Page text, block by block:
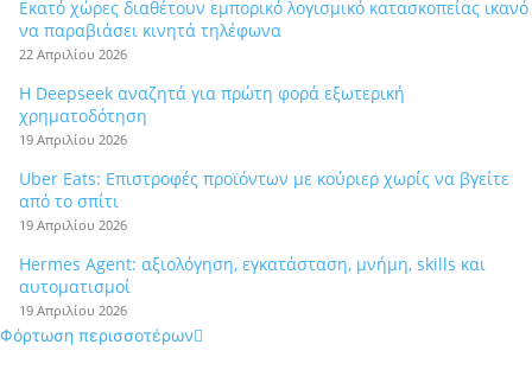
Εκατό χώρες διαθέτουν εμπορικό λογισμικό κατασκοπείας ικανό
να παραβιάσει κινητά τηλέφωνα
22 Απριλίου 2026
Η Deepseek αναζητά για πρώτη φορά εξωτερική
χρηματοδότηση
19 Απριλίου 2026
Uber Eats: Επιστροφές προϊόντων με κούριερ χωρίς να βγείτε
από το σπίτι
19 Απριλίου 2026
Hermes Agent: αξιολόγηση, εγκατάσταση, μνήμη, skills και
αυτοματισμοί
19 Απριλίου 2026
Φόρτωση περισσοτέρων